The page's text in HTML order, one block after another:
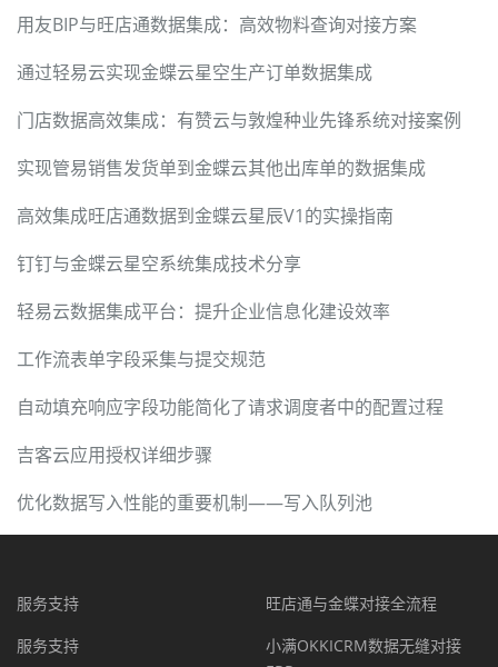
用友BIP与旺店通数据集成：高效物料查询对接方案
通过轻易云实现金蝶云星空生产订单数据集成
门店数据高效集成：有赞云与敦煌种业先锋系统对接案例
实现管易销售发货单到金蝶云其他出库单的数据集成
高效集成旺店通数据到金蝶云星辰V1的实操指南
钉钉与金蝶云星空系统集成技术分享
轻易云数据集成平台：提升企业信息化建设效率
工作流表单字段采集与提交规范
自动填充响应字段功能简化了请求调度者中的配置过程
吉客云应用授权详细步骤
优化数据写入性能的重要机制——写入队列池
服务支持
服务支持
旺店通与金蝶对接全流程
小满OKKICRM数据无缝对接